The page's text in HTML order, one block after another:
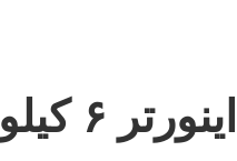
اینورتر ۶ کیلووات , سه فاز متصل به شبکه مدل MIN6000TL-X برند GROWATT